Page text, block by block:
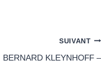
SUIVANT
BERNARD KLEYNHOFF –